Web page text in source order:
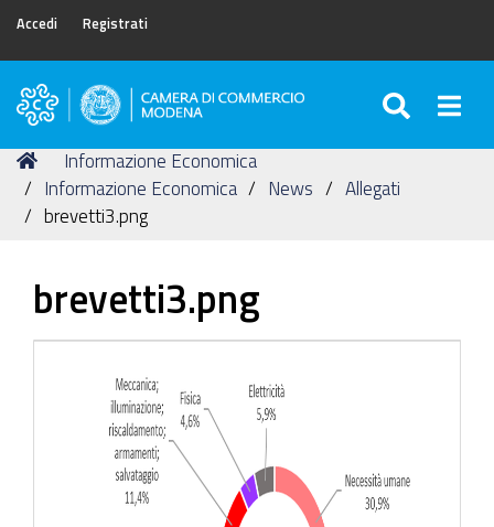
Accedi Registrati
Camera
Commercio
di
Modena
Tu
sei
qui:
Home
Informazione Economica
Informazione Economica
News
Allegati
brevetti3.png
brevetti3.png